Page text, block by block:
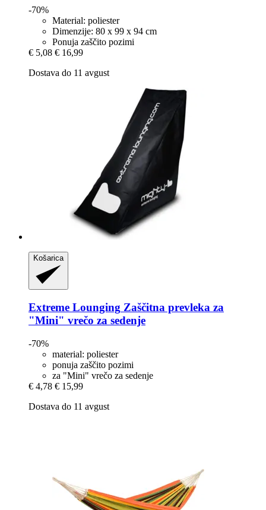
-70%
Material: poliester
Dimenzije: 80 x 99 x 94 cm
Ponuja zaščito pozimi
€ 5,08 € 16,99
Dostava do 11 avgust
Košarica
Extreme Lounging Zaščitna prevleka za
"Mini" vrečo za sedenje
-70%
material: poliester
ponuja zaščito pozimi
za "Mini" vrečo za sedenje
€ 4,78 € 15,99
Dostava do 11 avgust